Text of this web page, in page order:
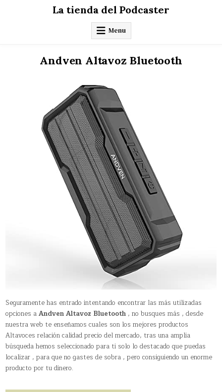
La tienda del Podcaster
Menu
Andven Altavoz Bluetooth
Seguramente has entrado intentando encontrar las más utilizadas
opciones aAndven Altavoz Bluetooth , no busques más , desde
nuestra web te enseñamos cuales son los mejores productos
Altavoces relación calidad precio del mercado, tras una amplia
búsqueda hemos seleccionado para ti solo lo destacado que puedas
localizar , para que no gastes de sobra , pero consiguiendo un enorme
producto por tu dinero.